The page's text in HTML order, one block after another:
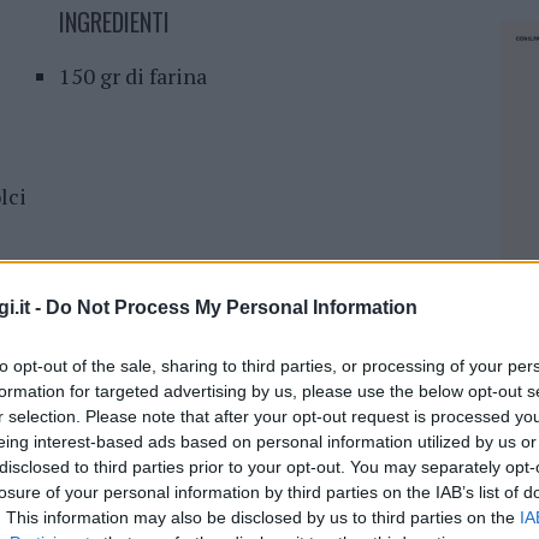
- Do Not Process My Personal Information
opt-out of the sale, sharing to third parties, or processing of your
for targeted advertising by us, please use the below opt-out
selection. Please note that after your opt-out request is processed
interest-based ads based on personal information utilized by us
to third parties prior to your opt-out. You may separately
of your personal information by third parties on the IAB’s list of
This information may also be disclosed by us to third parties on the
INGREDIENTI
150 gr di farina
con 250 ml di acqua e un pizzico di sale.
la farina e mescolare per bene.
sempre finchè l’impasto non si stacca